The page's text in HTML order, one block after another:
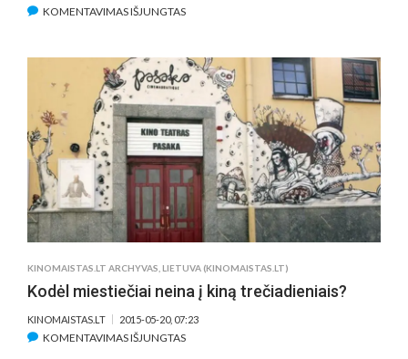
KOMENTAVIMAS IŠJUNGTASĮRAŠE
POMIRTINIO
GYVENIMO
ATSPINDŽIAI
–
VIENOJE
VIETOJE
KINOMAISTAS.LT ARCHYVAS LIETUVA (KINOMAISTAS.LT)
Kodėl miestiečiai neina į kiną trečiadieniais?
KINOMAISTAS.LT 2015-05-20, 07:23
KOMENTAVIMAS IŠJUNGTASĮRAŠE